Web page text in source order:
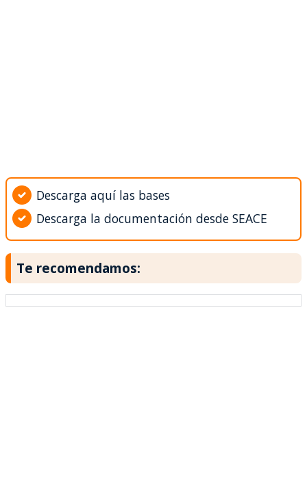
Descarga aquí las bases
Descarga la documentación desde SEACE
Te recomendamos: